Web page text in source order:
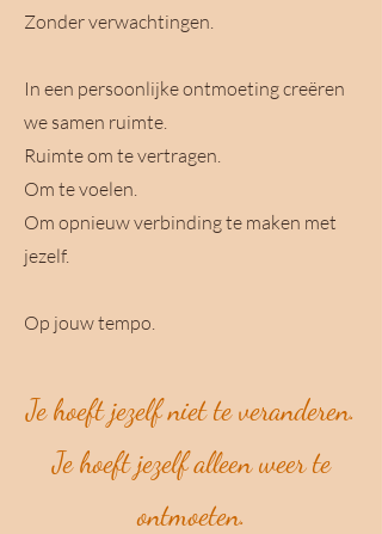
Zonder verwachtingen.
In een persoonlijke ontmoeting creëren
we samen ruimte.
Ruimte om te vertragen.
Om te voelen.
Om opnieuw verbinding te maken met
jezelf.
Op jouw tempo.
Je hoeft jezelf niet te veranderen.
Je hoeft jezelf alleen weer te
ontmoeten.